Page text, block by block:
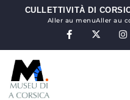
CULLETTIVITÀ DI
Aller au menuAller au